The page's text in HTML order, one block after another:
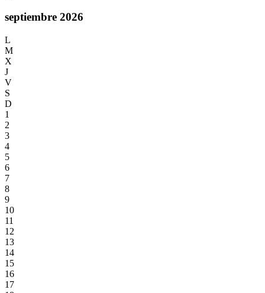
septiembre 2026
L
M
X
J
V
S
D
1
2
3
4
5
6
7
8
9
10
11
12
13
14
15
16
17